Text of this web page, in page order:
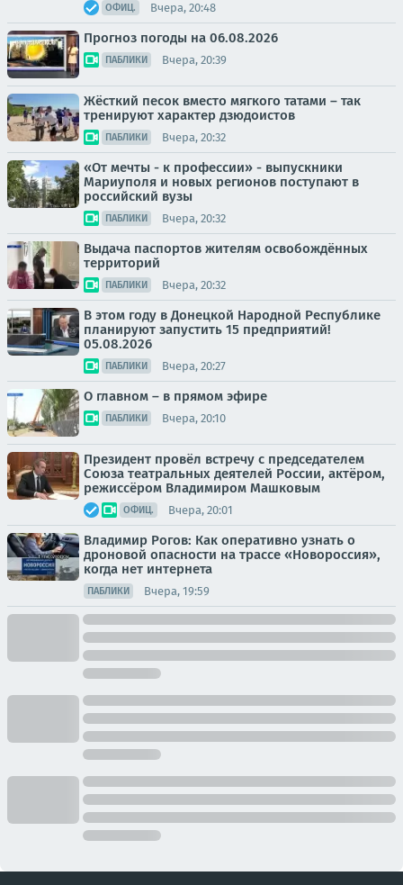
ОФИЦ. Вчера, 20:48
Прогноз погоды на 06.08.2026
ПАБЛИКИ Вчера, 20:39
Жёсткий песок вместо мягкого татами – так
тренируют характер дзюдоистов
ПАБЛИКИ Вчера, 20:32
«От мечты - к профессии» - выпускники
Мариуполя и новых регионов поступают в
российский вузы
ПАБЛИКИ Вчера, 20:32
Выдача паспортов жителям освобождённых
территорий
ПАБЛИКИ Вчера, 20:32
В этом году в Донецкой Народной Республике
планируют запустить 15 предприятий!
05.08.2026
ПАБЛИКИ Вчера, 20:27
О главном – в прямом эфире
ПАБЛИКИ Вчера, 20:10
Президент провёл встречу с председателем
Союза театральных деятелей России, актёром,
режиссёром Владимиром Машковым
ОФИЦ. Вчера, 20:01
Владимир Рогов: Как оперативно узнать о
дроновой опасности на трассе «Новороссия»,
когда нет интернета
ПАБЛИКИ Вчера, 19:59